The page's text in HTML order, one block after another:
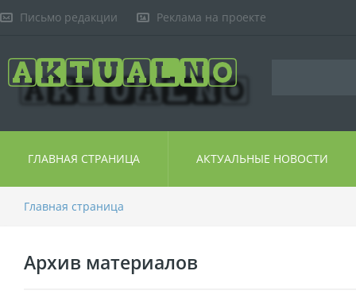
Письмо редакции Реклама на проекте
ГЛАВНАЯ СТРАНИЦА АКТУАЛЬНЫЕ НОВОСТИ
Главная страница
Архив материалов